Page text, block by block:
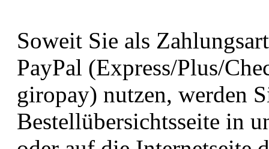
Soweit Sie als
PayPal (Express/Plus/
giropay) nutzen, werden
Bestellübersichtsseite in